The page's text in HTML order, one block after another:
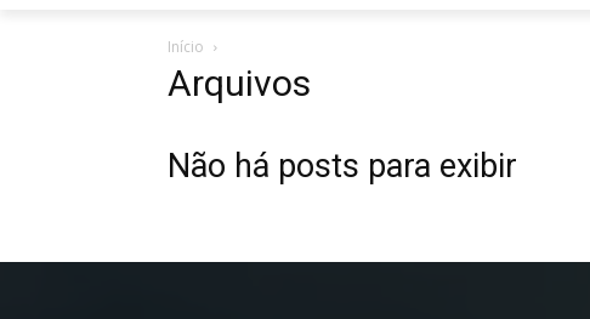
Início
Arquivos
Não há posts para exibir